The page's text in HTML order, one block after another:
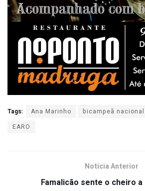
Tags: Ana Marinho
bicampeã
EARO
Notícia Anterior
Famalicão sente o cheiro